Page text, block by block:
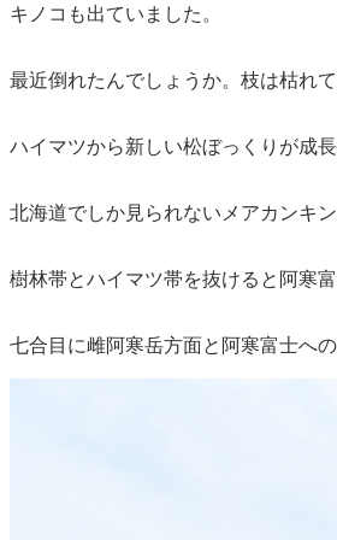
キノコも出ていました。
最近倒れたんでしょうか。枝は枯れて
ハイマツから新しい松ぼっくりが成長
北海道でしか見られないメアカンキ
樹林帯とハイマツ帯を抜けると阿寒
七合目に雌阿寒岳方面と阿寒富士への